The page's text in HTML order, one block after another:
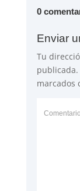
0
Enviar
Tu
publicada.
marcados